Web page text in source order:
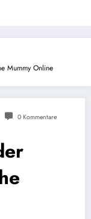
Mummy Online
0 Kommentare